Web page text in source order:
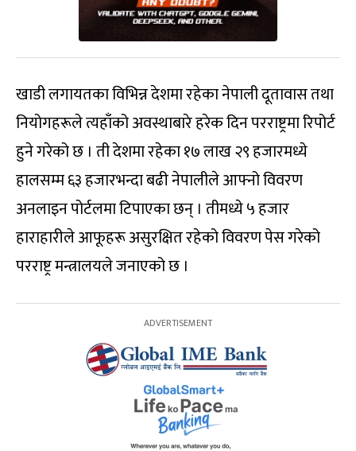
खाडी लगायतका विभिन्न देशमा रहेका नेपाली दूतावास तथा
नियोगहरूले त्यहाँको अवस्थाबारे हरेक दिन परराष्ट्रमा रिपोर्ट
हुने गरेको छ । ती देशमा रहेका १७ लाख २९ हजारमध्ये
हालसम्म ६३ हजारभन्दा बढी नेपालीले आफ्नो विवरण
अनलाइन पोर्टलमा टिपाएका छन् । तीमध्ये ५ हजार
हाराहारीले आफूहरू असुरक्षित रहेको विवरण पेस गरेको
परराष्ट्र मन्त्रालयले जनाएको छ ।